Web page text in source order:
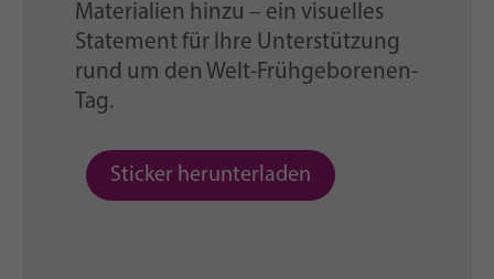
Materialien hinzu – ein visuelles
Statement für Ihre Unterstützung
rund um den Welt-Frühgeborenen-
Tag.
Sticker herunterladen